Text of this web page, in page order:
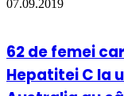
07.09.2019
62 de femei
Hepatitei C la